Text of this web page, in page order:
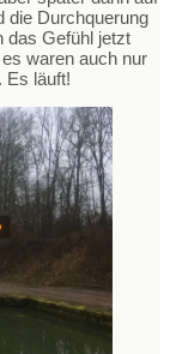
die Durchquerung
das Gefühl jetzt
waren auch nur
Es läuft!